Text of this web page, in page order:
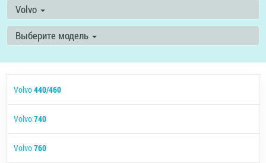
Volvo
Выберите модель
Volvo440/460
Volvo740
Volvo760